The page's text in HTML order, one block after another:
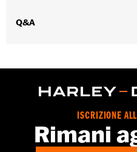
Q&A
ISCRIZIONE
Rimani